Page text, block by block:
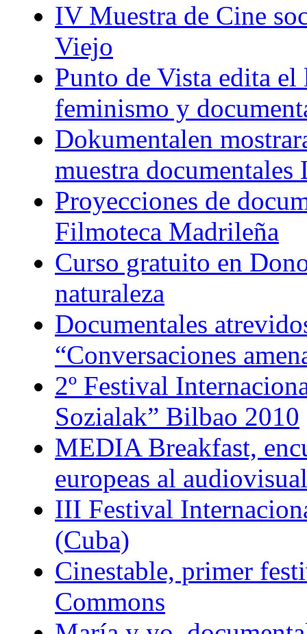
IV Muestra de Cine
Viejo
Punto de Vista edita
feminismo y
Dokumentalen
muestra documentales
Proyecciones de
Filmoteca Madrileña
Curso gratuito en
naturaleza
Documentales
“Conversaciones
2º Festival
Sozialak” Bilbao 2010
MEDIA Breakfast,
europeas al audiovisual
III Festival
(Cuba)
Cinestable, primer
Commons